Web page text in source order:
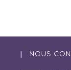
NOUS